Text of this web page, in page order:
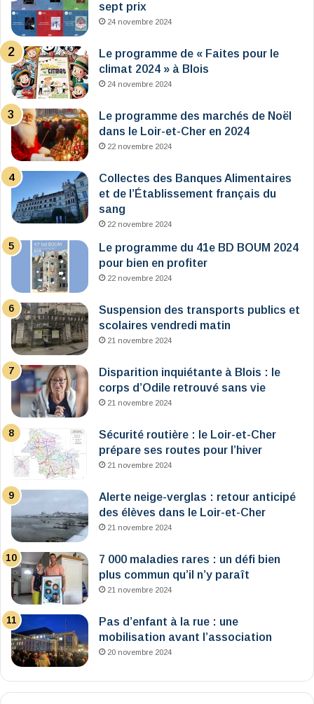
sept prix
24 novembre 2024
Le programme de « Faites pour le
climat 2024 » à Blois
24 novembre 2024
Le programme des marchés de Noël
dans le Loir-et-Cher en 2024
22 novembre 2024
Collectes des Banques Alimentaires
et de l’Établissement français du
sang
22 novembre 2024
Le programme du 41e BD BOUM 2024
pour bien en profiter
22 novembre 2024
Suspension des transports publics et
scolaires vendredi matin
21 novembre 2024
Disparition inquiétante à Blois : le
corps d’Odile retrouvé sans vie
21 novembre 2024
Sécurité routière : le Loir-et-Cher
prépare ses routes pour l’hiver
21 novembre 2024
Alerte neige-verglas : retour anticipé
des élèves dans le Loir-et-Cher
21 novembre 2024
7 000 maladies rares : un défi bien
plus commun qu’il n’y paraît
21 novembre 2024
Pas d’enfant à la rue : une
mobilisation avant l’association
20 novembre 2024